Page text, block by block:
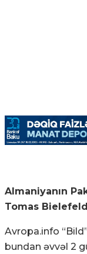
Almaniyanın
Tomas
Avropa.info
bundan əvvəl 2